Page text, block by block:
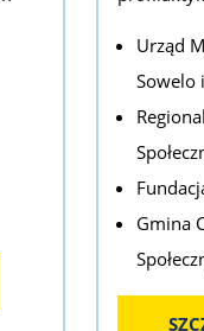
Urząd
Sowelo
Gmina